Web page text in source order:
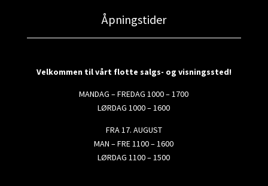
Åpningstider
Velkommen til vårt flotte salgs- og visningssted!
MANDAG – FREDAG 1000 – 1700
LØRDAG 1000 – 1600
FRA 17. AUGUST
MAN – FRE 1100 – 1600
LØRDAG 1100 – 1500